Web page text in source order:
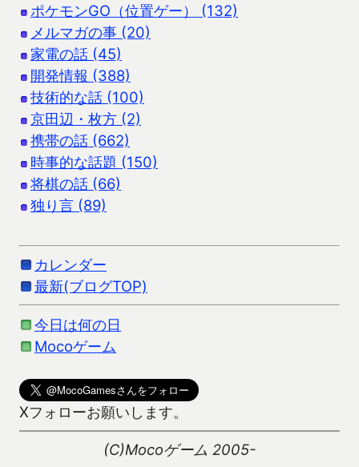
ポケモンGO（位置ゲー） (132)
メルマガの事 (20)
家電の話 (45)
開発情報 (388)
技術的な話 (100)
京田辺・枚方 (2)
携帯の話 (662)
時事的な話題 (150)
将棋の話 (66)
独り言 (89)
カレンダー
最新(ブログTOP)
今日は何の日
Mocoゲーム
Xフォローお願いします。
(C)Mocoゲーム 2005-